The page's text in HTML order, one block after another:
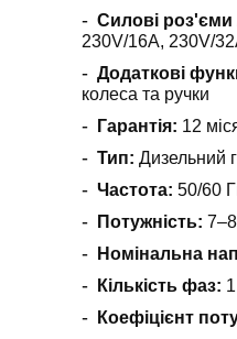
Силові роз'єми
230V/16A, 230V/
Додаткові
колеса та ручки
Гарантія: 12
Тип: Дизельний
Частота: 50/60
Потужність:
Номінальна
Кількість фаз: 1
Коефіцієнт